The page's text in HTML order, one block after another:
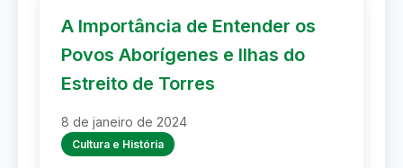
A Importância de Entender os
Povos Aborígenes e Ilhas do
Estreito de Torres
8 de janeiro de 2024
Cultura e História